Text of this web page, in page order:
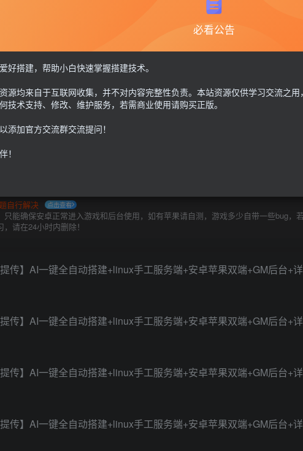
此内容为付费资源，请付费后查看
G币30 限时特惠
G币 100
个人会员
自行解决 点击查看
能确保安卓正常进入游戏和后台使用，如有苹果请自测，游戏多少自带一些bug，
请在24小时内删除！
必看公告
好搭建，帮助小白快速掌握搭建技术。
源均来自于互联网收集，并不对内容完整性负责。本站资源仅供学习交流之用
技术支持、修改、维护服务，若需商业使用请购买正版。
添加官方交流群交流提问！
！